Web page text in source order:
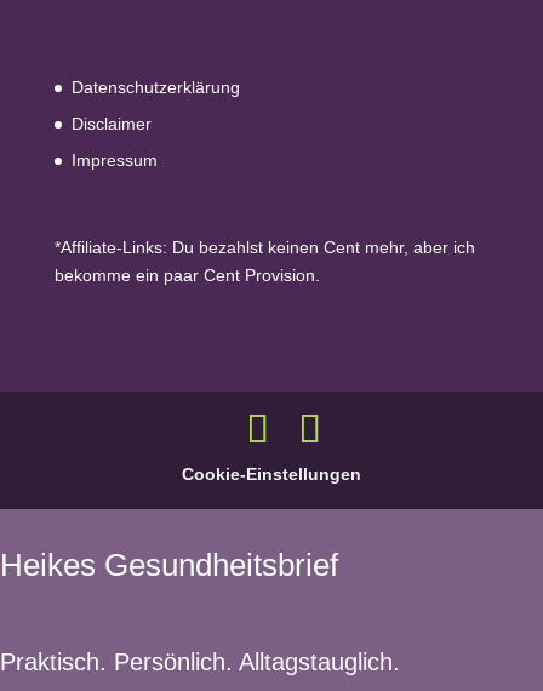
Datenschutzerklärung
Disclaimer
Impressum
*Affiliate-Links: Du bezahlst keinen Cent mehr, aber ich
bekomme ein paar Cent Provision.
Cookie-Einstellungen
Heikes Gesundheitsbrief
Praktisch. Persönlich. Alltagstauglich.